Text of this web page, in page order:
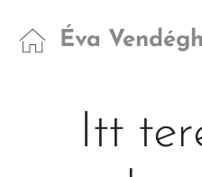
Éva
Itt